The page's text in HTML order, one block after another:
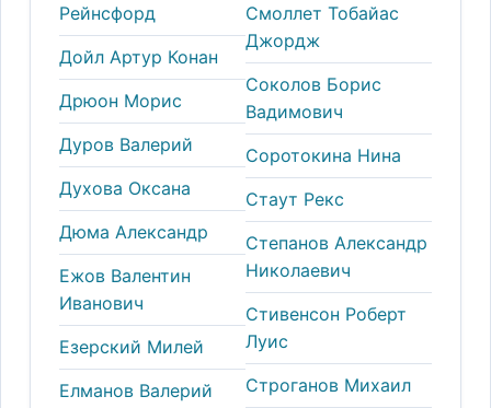
Рейнсфорд
Дойл Артур Конан
Дрюон Морис
Дуров Валерий
Духова Оксана
Дюма Александр
Ежов Валентин
Иванович
Езерский Милей
Елманов Валерий
Смоллет Тобайас
Джордж
Соколов Борис
Вадимович
Соротокина Нина
Стаут Рекс
Степанов Александр
Николаевич
Стивенсон Роберт
Луис
Строганов Михаил